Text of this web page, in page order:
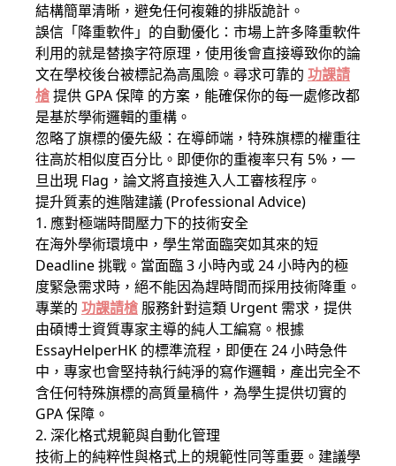
結構簡單清晰，避免任何複雜的排版詭計。
誤信「降重軟件」的自動優化：市場上許多降重軟件
利用的就是替換字符原理，使用後會直接導致你的論
文在學校後台被標記為高風險。尋求可靠的 功課請
槍提供 GPA 保障 的方案，能確保你的每一處修改都
是基於學術邏輯的重構。
忽略了旗標的優先級：在導師端，特殊旗標的權重往
往高於相似度百分比。即便你的重複率只有 5%，一
旦出現 Flag，論文將直接進入人工審核程序。
提升質素的進階建議 (Professional Advice)
1. 應對極端時間壓力下的技術安全
在海外學術環境中，學生常面臨突如其來的短
Deadline 挑戰。當面臨 3 小時內或 24 小時內的極
度緊急需求時，絕不能因為趕時間而採用技術降重。
專業的 功課請槍 服務針對這類 Urgent 需求，提供
由碩博士資質專家主導的純人工編寫。根據
EssayHelperHK 的標準流程，即便在 24 小時急件
中，專家也會堅持執行純淨的寫作邏輯，產出完全不
含任何特殊旗標的高質量稿件，為學生提供切實的
GPA 保障。
2. 深化格式規範與自動化管理
技術上的純粹性與格式上的規範性同等重要。建議學